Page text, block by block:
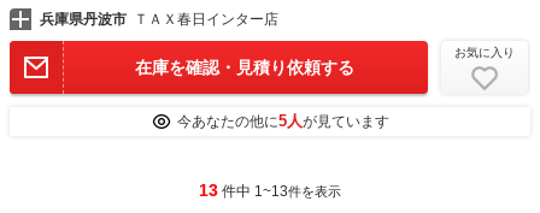
兵庫県丹波市 ＴＡＸ春日インター店
在庫を確認・見積り依頼する
お気に入り
今あなたの他に5人が見ています
13 件中 1~13件を表示